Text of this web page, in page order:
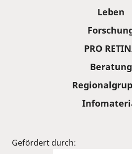
Leben
PRO
Beratung
Gefördert durch: